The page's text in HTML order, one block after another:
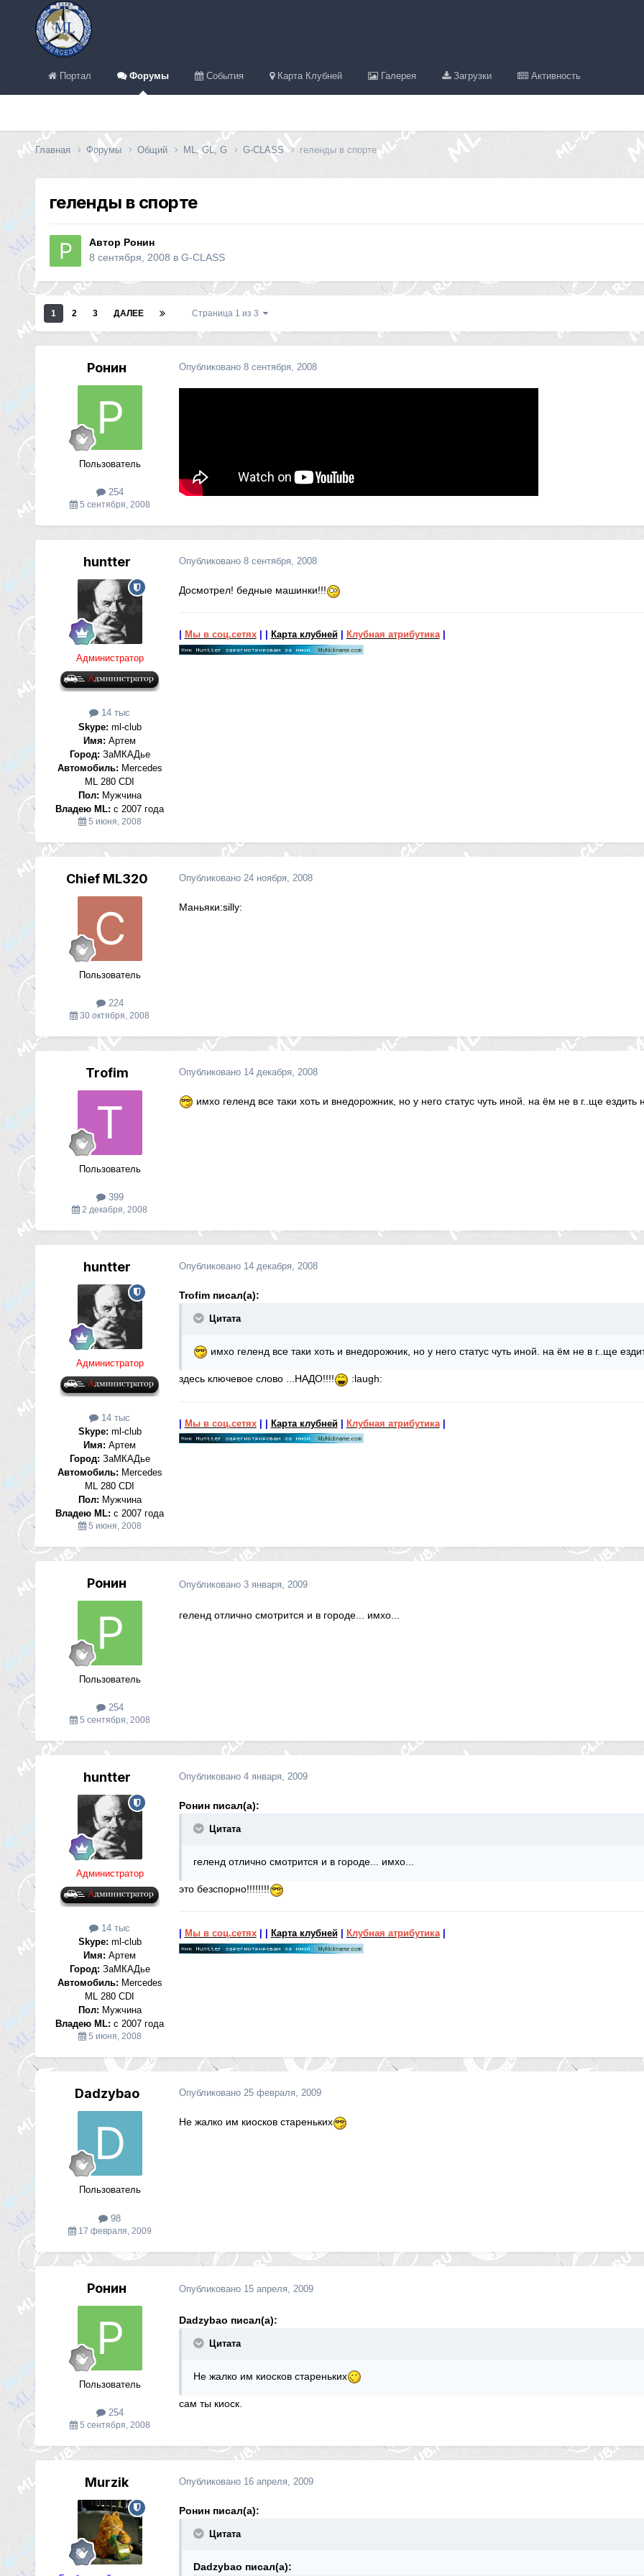
Портал Форумы События Карта Клубней Галерея Загрузки Активность
Главная Форумы Общий ML, GL, G G-CLASS геленды в спорте
геленды в спорте
Автор Ронин
8 сентября, 2008 в G-CLASS
1 2 3 ДАЛЕЕ Страница 1 из 3
Ронин
Пользователь
254
5 сентября, 2008
Опубликовано 8 сентября, 2008
huntter
Администратор
14 тыс
Skype: ml-club
Имя: Артем
Город: ЗаМКАДье
Автомобиль: Mercedes
ML 280 CDI
Пол: Мужчина
Владею ML: с 2007 года
5 июня, 2008
Опубликовано 8 сентября, 2008
Досмотрел! бедные машинки!!!
Мы в соц.сетях Карта клубней| Клубная атрибутика|
Chief ML320
Пользователь
224
30 октября, 2008
Опубликовано 24 ноября, 2008
Маньяки:silly:
Trofim
Пользователь
399
2 декабря, 2008
Опубликовано 14 декабря, 2008
имхо геленд все таки хоть и внедорожник, но у него статус чуть иной. на ём не в г..ще ездить
huntter
Администратор
14 тыс
Skype: ml-club
Имя: Артем
Город: ЗаМКАДье
Автомобиль: Mercedes
ML 280 CDI
Пол: Мужчина
Владею ML: с 2007 года
5 июня, 2008
Опубликовано 14 декабря, 2008
Trofim писал(а):
Цитата
имхо геленд все таки хоть и внедорожник, но у него статус чуть иной. на ём не в г..ще
здесь ключевое слово ...НАДО!!!! :laugh:
Мы в соц.сетях Карта клубней| Клубная атрибутика|
Ронин
Пользователь
254
5 сентября, 2008
Опубликовано 3 января, 2009
геленд отлично смотрится и в городе... имхо...
huntter
Администратор
14 тыс
Skype: ml-club
Имя: Артем
Город: ЗаМКАДье
Автомобиль: Mercedes
ML 280 CDI
Пол: Мужчина
Владею ML: с 2007 года
5 июня, 2008
Опубликовано 4 января, 2009
Ронин писал(а):
Цитата
геленд отлично смотрится и в городе... имхо...
это безспорно!!!!!!!!
Мы в соц.сетях Карта клубней| Клубная атрибутика|
Dadzybao
Пользователь
98
17 февраля, 2009
Опубликовано 25 февраля, 2009
Не жалко им киосков стареньких
Ронин
Пользователь
254
5 сентября, 2008
Опубликовано 15 апреля, 2009
Dadzybao писал(а):
Цитата
Не жалко им киосков стареньких
сам ты киоск.
Murzik Опубликовано 16 апреля, 2009
Ронин писал(а):
Цитата
Dadzybao писал(а):